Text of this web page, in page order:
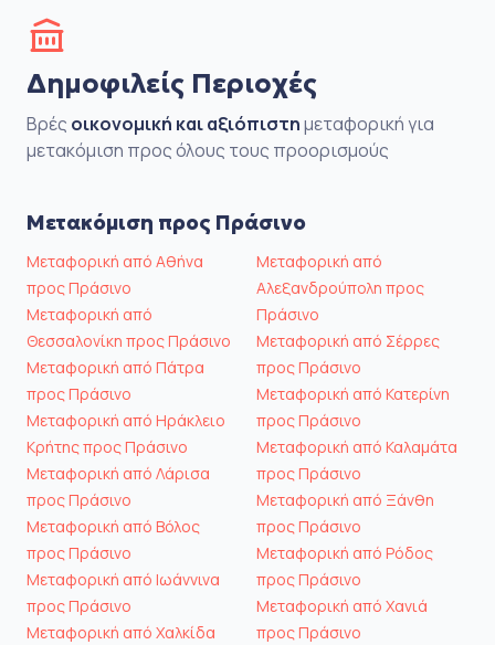
Δημοφιλείς Περιοχές
Βρές οικονομική και αξιόπιστημεταφορική για
μετακόμιση προς όλους τους προορισμούς
Μετακόμιση προς Πράσινο
Μεταφορική από Αθήνα
προς Πράσινο
Μεταφορική από
Θεσσαλονίκη προς Πράσινο
Μεταφορική από Πάτρα
προς Πράσινο
Μεταφορική από Ηράκλειο
Κρήτης προς Πράσινο
Μεταφορική από Λάρισα
προς Πράσινο
Μεταφορική από Βόλος
προς Πράσινο
Μεταφορική από Ιωάννινα
προς Πράσινο
Μεταφορική από Χαλκίδα
Μεταφορική από
Αλεξανδρούπολη προς
Πράσινο
Μεταφορική από Σέρρες
προς Πράσινο
Μεταφορική από Κατερίνη
προς Πράσινο
Μεταφορική από Καλαμάτα
προς Πράσινο
Μεταφορική από Ξάνθη
προς Πράσινο
Μεταφορική από Ρόδος
προς Πράσινο
Μεταφορική από Χανιά
προς Πράσινο